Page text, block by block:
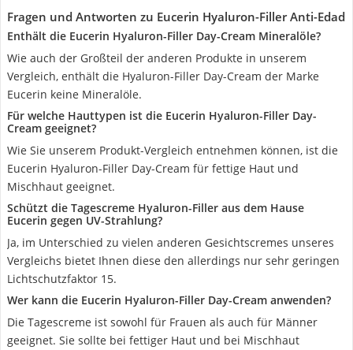
Fragen und Antworten zu Eucerin Hyaluron-Filler Anti-Edad
Enthält die Eucerin Hyaluron-Filler Day-Cream Mineralöle?
Wie auch der Großteil der anderen Produkte in unserem
Vergleich, enthält die Hyaluron-Filler Day-Cream der Marke
Eucerin keine Mineralöle.
Für welche Hauttypen ist die Eucerin Hyaluron-Filler Day-
Cream geeignet?
Wie Sie unserem Produkt-Vergleich entnehmen können, ist die
Eucerin Hyaluron-Filler Day-Cream für fettige Haut und
Mischhaut geeignet.
Schützt die Tagescreme Hyaluron-Filler aus dem Hause
Eucerin gegen UV-Strahlung?
Ja, im Unterschied zu vielen anderen Gesichtscremes unseres
Vergleichs bietet Ihnen diese den allerdings nur sehr geringen
Lichtschutzfaktor 15.
Wer kann die Eucerin Hyaluron-Filler Day-Cream anwenden?
Die Tagescreme ist sowohl für Frauen als auch für Männer
geeignet. Sie sollte bei fettiger Haut und bei Mischhaut